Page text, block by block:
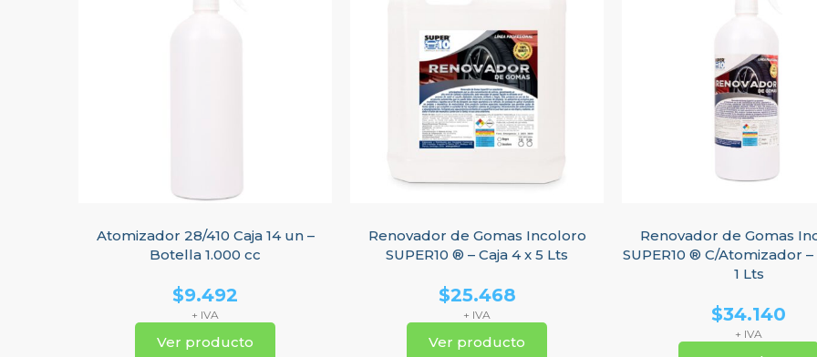
Atomizador 28/410 Caja 14 un –
Botella 1.000 cc
$9.492
+ IVA
Ver producto
Renovador de Gomas Incoloro
SUPER10 ® – Caja 4 x 5 Lts
$25.468
+ IVA
Ver producto
Renovador de Gomas
SUPER10 ® C/Atomizador –
1 Lts
$34.140
+ IVA